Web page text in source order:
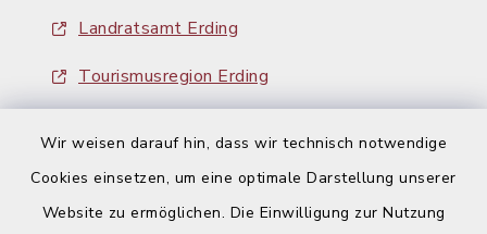
Wir weisen darauf hin, dass wir technisch notwendige
Cookies einsetzen, um eine optimale Darstellung unserer
Website zu ermöglichen. Die Einwilligung zur Nutzung
Landratsamt Erding
Tourismusregion Erding